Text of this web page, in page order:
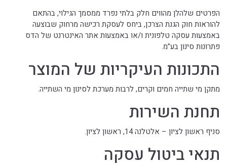
הפרטים שלהלן מהווים חלק בלתי נפרד ממסמך הגילוי, בהתאם
להוראות חוק הגנת הצרכן, ביחס לעסקת רכישה מרחוק שבוצעה
באמצעות עסקה טלפונית ו/או באמצעות אתר האינטרנט של הדס
פתרונות סינון בע”מ.
התכונות העיקריות של המוצר
מתקן מי שתייה חמים וקרים, לרבות מערכת לסינון מי השתייה.
תחנת השירות
סניף ראשון לציון – אלטלנה 14, ראשון לציון.
תנאי ביטול עסקה